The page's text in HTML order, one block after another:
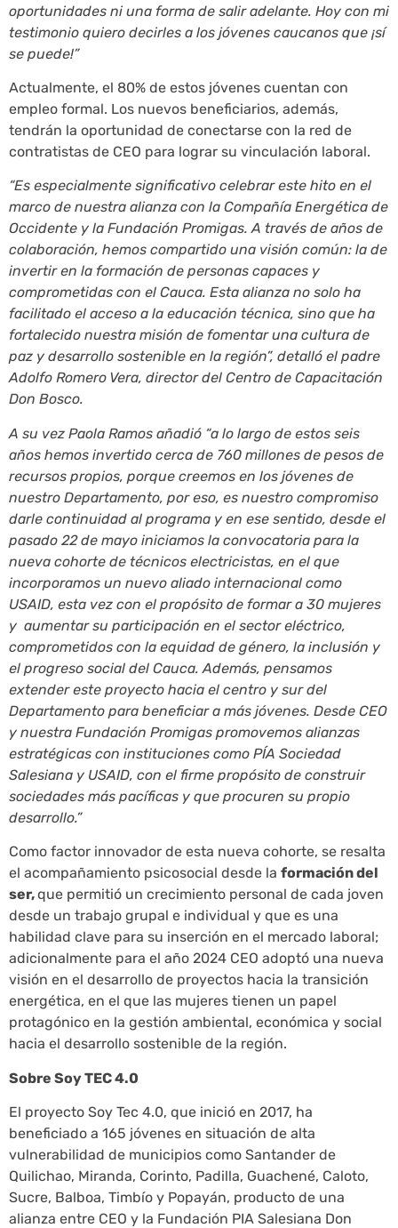
oportunidades ni una forma de salir adelante. Hoy con mi
testimonio quiero decirles a los jóvenes caucanos que ¡sí
se puede!”
Actualmente, el 80% de estos jóvenes cuentan con
empleo formal. Los nuevos beneficiarios, además,
tendrán la oportunidad de conectarse con la red de
contratistas de CEO para lograr su vinculación laboral.
“Es especialmente significativo celebrar este hito en el
marco de nuestra alianza con la Compañía Energética de
Occidente y la Fundación Promigas. A través de años de
colaboración, hemos compartido una visión común: la de
invertir en la formación de personas capaces y
comprometidas con el Cauca. Esta alianza no solo ha
facilitado el acceso a la educación técnica, sino que ha
fortalecido nuestra misión de fomentar una cultura de
paz y desarrollo sostenible en la región”, detalló el padre
Adolfo Romero Vera, director del Centro de Capacitación
Don Bosco.
A su vez Paola Ramos añadió “a lo largo de estos seis
años hemos invertido cerca de 760 millones de pesos de
recursos propios, porque creemos en los jóvenes de
nuestro Departamento, por eso, es nuestro compromiso
darle continuidad al programa y en ese sentido, desde el
pasado 22 de mayo iniciamos la convocatoria para la
nueva cohorte de técnicos electricistas, en el que
incorporamos un nuevo aliado internacional como
USAID, esta vez con el propósito de formar a 30 mujeres
y aumentar su participación en el sector eléctrico,
comprometidos con la equidad de género, la inclusión y
el progreso social del Cauca. Además, pensamos
extender este proyecto hacia el centro y sur del
Departamento para beneficiar a más jóvenes. Desde CEO
y nuestra Fundación Promigas promovemos alianzas
estratégicas con instituciones como PÍA Sociedad
Salesiana y USAID, con el firme propósito de construir
sociedades más pacíficas y que procuren su propio
desarrollo.”
Como factor innovador de esta nueva cohorte, se resalta
el acompañamiento psicosocial desde la formación del
ser,que permitió un crecimiento personal de cada joven
desde un trabajo grupal e individual y que es una
habilidad clave para su inserción en el mercado laboral;
adicionalmente para el año 2024 CEO adoptó una nueva
visión en el desarrollo de proyectos hacia la transición
energética, en el que las mujeres tienen un papel
protagónico en la gestión ambiental, económica y social
hacia el desarrollo sostenible de la región.
Sobre Soy TEC 4.0
El proyecto Soy Tec 4.0, que inició en 2017, ha
beneficiado a 165 jóvenes en situación de alta
vulnerabilidad de municipios como Santander de
Quilichao, Miranda, Corinto, Padilla, Guachené, Caloto,
Sucre, Balboa, Timbío y Popayán, producto de una
alianza entre CEO y la Fundación PIA Salesiana Don